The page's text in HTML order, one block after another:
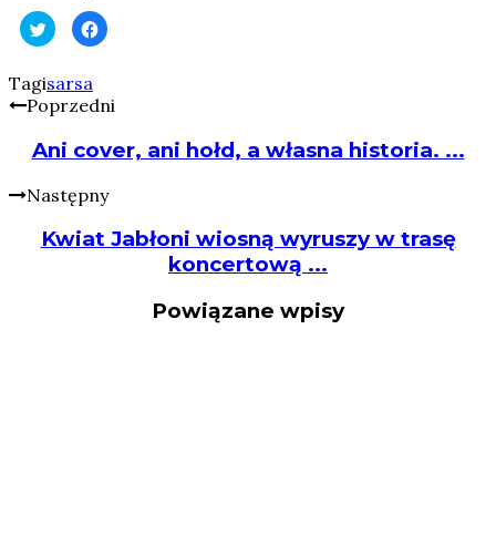
Click
to
share
Twitter
(Opens
in
new
Click
to
in
new
Tagisarsa
Poprzedni
Ani cover, ani hołd, a własna historia. ...
Następny
Kwiat Jabłoni wiosną wyruszy w trasę
koncertową ...
Powiązane wpisy